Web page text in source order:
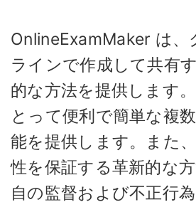
OnlineExamMaker は、
ラインで作成して共有
的な方法を提供します
とって便利で簡単な複
能を提供します。また
性を保証する革新的な
自の監督および不正行